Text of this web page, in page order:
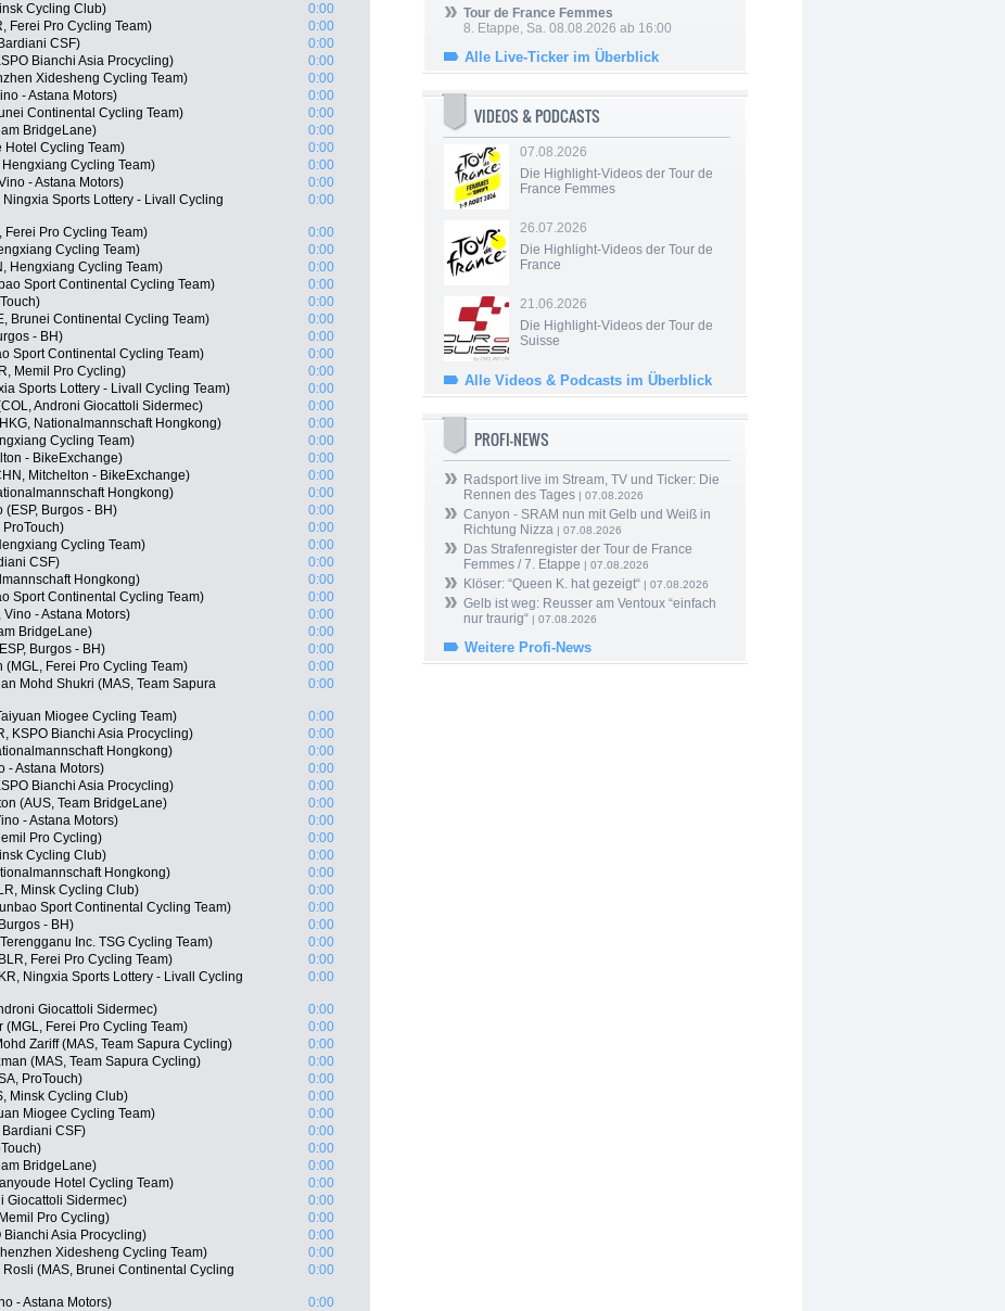
Cycling Club)
0:00
Ferei Pro Cycling Team)
0:00
CSF)
0:00
Bianchi Asia Procycling)
0:00
Xidesheng Cycling Team)
0:00
- Astana Motors)
0:00
Continental Cycling Team)
0:00
BridgeLane)
0:00
Hotel Cycling Team)
0:00
Cycling Team)
0:00
- Astana Motors)
0:00
Sports Lottery - Livall Cycling
0:00
Pro Cycling Team)
0:00
Cycling Team)
0:00
Hengxiang Cycling Team)
0:00
Sport Continental Cycling Team)
0:00
0:00
Brunei Continental Cycling Team)
0:00
- BH)
0:00
Sport Continental Cycling Team)
0:00
Memil Pro Cycling)
0:00
Sports Lottery - Livall Cycling Team)
0:00
Androni Giocattoli Sidermec)
0:00
Nationalmannschaft Hongkong)
0:00
Cycling Team)
0:00
- BikeExchange)
0:00
Mitchelton - BikeExchange)
0:00
Hongkong)
0:00
Burgos - BH)
0:00
0:00
Cycling Team)
0:00
CSF)
0:00
Hongkong)
0:00
Sport Continental Cycling Team)
0:00
- Astana Motors)
0:00
BridgeLane)
0:00
Burgos - BH)
0:00
(MGL, Ferei Pro Cycling Team)
0:00
Mohd Shukri (MAS, Team Sapura
0:00
Miogee Cycling Team)
0:00
KSPO Bianchi Asia Procycling)
0:00
Hongkong)
0:00
- Astana Motors)
0:00
Bianchi Asia Procycling)
0:00
(AUS, Team BridgeLane)
0:00
- Astana Motors)
0:00
Pro Cycling)
0:00
Cycling Club)
0:00
Hongkong)
0:00
Minsk Cycling Club)
0:00
Sport Continental Cycling Team)
0:00
- BH)
0:00
Inc. TSG Cycling Team)
0:00
Ferei Pro Cycling Team)
0:00
Ningxia Sports Lottery - Livall Cycling
0:00
Giocattoli Sidermec)
0:00
Ferei Pro Cycling Team)
0:00
Zariff (MAS, Team Sapura Cycling)
0:00
(MAS, Team Sapura Cycling)
0:00
ProTouch)
0:00
Minsk Cycling Club)
0:00
Miogee Cycling Team)
0:00
CSF)
0:00
0:00
BridgeLane)
0:00
Hotel Cycling Team)
0:00
Giocattoli Sidermec)
0:00
Pro Cycling)
0:00
Bianchi Asia Procycling)
0:00
Xidesheng Cycling Team)
0:00
(MAS, Brunei Continental Cycling
0:00
- Astana Motors)
0:00
Tour de France Femmes
8. Etappe, Sa. 08.08.2026 ab 16:00
Alle Live-Ticker im Überblick
VIDEOS & PODCASTS
07.08.2026
Die Highlight-Videos der Tour de
France Femmes
26.07.2026
Die Highlight-Videos der Tour de
France
21.06.2026
Die Highlight-Videos der Tour de
Suisse
Alle Videos & Podcasts im Überblick
PROFI-NEWS
Radsport live im Stream, TV und Ticker: Die
Rennen des Tages | 07.08.2026
Canyon - SRAM nun mit Gelb und Weiß in
Richtung Nizza | 07.08.2026
Das Strafenregister der Tour de France
Femmes / 7. Etappe | 07.08.2026
Klöser: “Queen K. hat gezeigt“ | 07.08.2026
Gelb ist weg: Reusser am Ventoux “einfach
nur traurig“ | 07.08.2026
Weitere Profi-News